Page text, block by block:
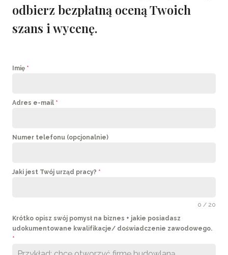
odbierz bezpłatną oceną Twoich
szans i wycenę.
Imię *
Adres e-mail *
Numer telefonu (opcjonalnie)
Jaki jest Twój urząd pracy? *
0 / 20
Krótko opisz swój pomysł na biznes + jakie posiadasz
udokumentowane kwalifikacje/ doświadczenie zawodowego.
*